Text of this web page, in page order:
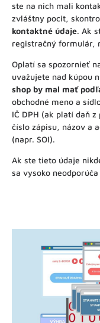
ste na nich mali
zvláštny pocit,
kontaktné údaje. Ak
registračný formulár,
Oplatí sa spozornieť
uvažujete nad kúpou
shop by mal mať
obchodné meno a
IČ DPH (ak platí daň
číslo zápisu, názov a
(napr. SOI).
Ak ste tieto údaje
sa vysoko